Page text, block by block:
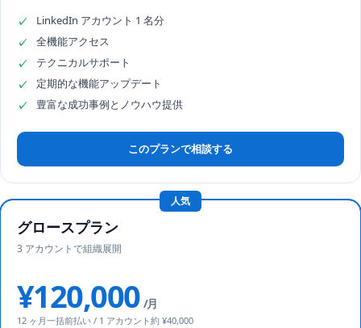
✓
LinkedIn アカウント 1 名分
✓
全機能アクセス
✓
テクニカルサポート
✓
定期的な機能アップデート
✓
豊富な成功事例とノウハウ提供
このプランで相談する
人気
グロースプラン
3 アカウントで組織展開
¥120,000 /月
12 ヶ月一括前払い / 1 アカウント約 ¥40,000